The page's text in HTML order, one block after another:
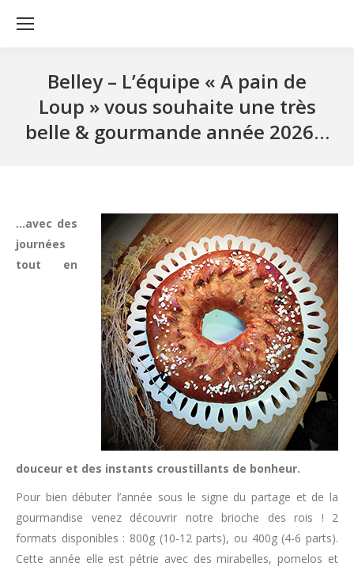
Belley – L’équipe « A pain de
Loup » vous souhaite une très
belle & gourmande année 2026…
…avec des
journées
tout en
douceur et des instants croustillants de bonheur.
Pour bien débuter l’année sous le signe du partage et de la
gourmandise venez découvrir notre brioche des rois ! 2
formats disponibles : 800g (10-12 parts), ou 400g (4-6 parts).
Cette année elle est pétrie avec des mirabelles, pomelos et